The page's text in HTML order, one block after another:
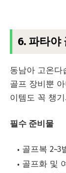
6. 파타야
동남아 고온다
골프 장비뿐
이템도 꼭 챙
필수 준비물
골프복 2~3
골프화 및